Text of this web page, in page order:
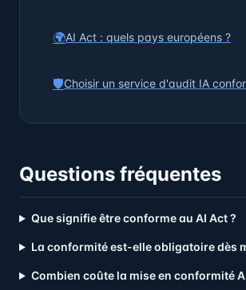
🌍AI Act : quels pays européens ?
🛡️Choisir un service d'audit IA
Questions fréquentes
Que signifie être conforme au AI Act ?
La conformité est-elle obligatoire dès
Combien coûte la mise en conformité